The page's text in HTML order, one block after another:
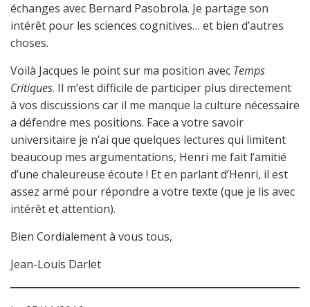
échanges avec Bernard Pasobrola. Je partage son
intérêt pour les sciences cognitives… et bien d’autres
choses.
Voilà Jacques le point sur ma position avec Temps
Critiques. Il m’est difficile de participer plus directement
à vos discussions car il me manque la culture nécessaire
a défendre mes positions. Face a votre savoir
universitaire je n’ai que quelques lectures qui limitent
beaucoup mes argumentations, Henri me fait l’amitié
d’une chaleureuse écoute ! Et en parlant d’Henri, il est
assez armé pour répondre a votre texte (que je lis avec
intérêt et attention).
Bien Cordialement à vous tous,
Jean-Louis Darlet